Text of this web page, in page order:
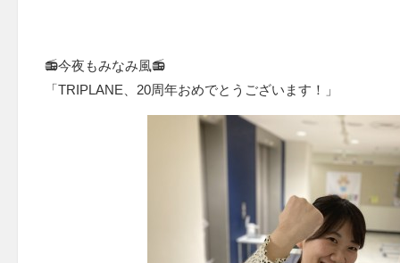
📻今夜もみなみ風📻
「TRIPLANE、20周年おめでとうございます！」